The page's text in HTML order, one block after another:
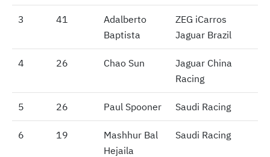
3 41
Adalberto
Baptista
ZEG iCarros
Jaguar Brazil
4 26 Chao Sun
Jaguar China
Racing
5 26 Paul Spooner Saudi Racing
6 19
Mashhur Bal
Hejaila
Saudi Racing
3
4
5
6